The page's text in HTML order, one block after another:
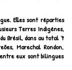
Elles sont réparties
Terres Indigènes,
Brésil, dans au total 7
Marechal Rondon,
eux sont bilingues